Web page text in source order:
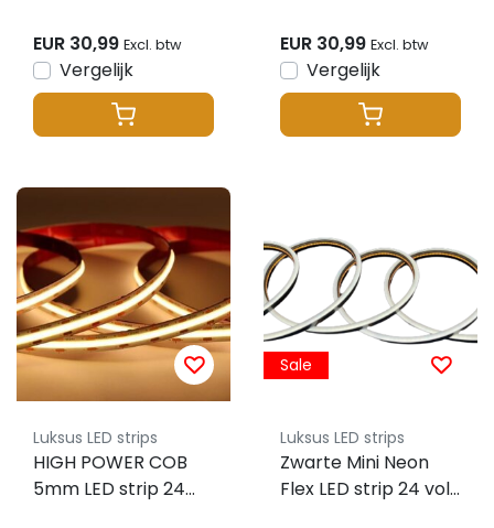
meter
EUR 30,99 Excl. btw
Vergelijk
– 5 meter
EUR 30,99 Excl. btw
Vergelijk
Luksus LED strips
HIGH POWER COB
5mm LED strip 24
Sale
Luksus LED strips
Zwarte Mini Neon
Flex LED strip 24 volt